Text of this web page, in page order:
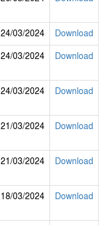
24/03/2024
Download
24/03/2024 Download
24/03/2024 Download
21/03/2024 Download
21/03/2024 Download
18/03/2024 Download